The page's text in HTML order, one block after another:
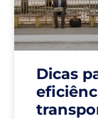
Dicas